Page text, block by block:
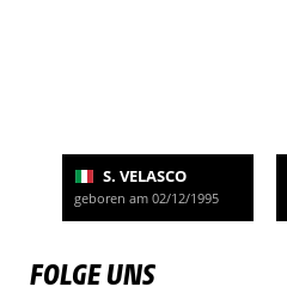
S. VELASCO
geboren am 02/12/1995
FOLGE UNS